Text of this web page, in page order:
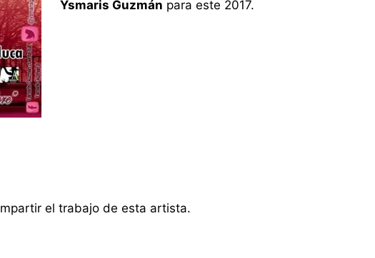
Ysmaris Guzmán para este 2017.
el trabajo de esta artista.